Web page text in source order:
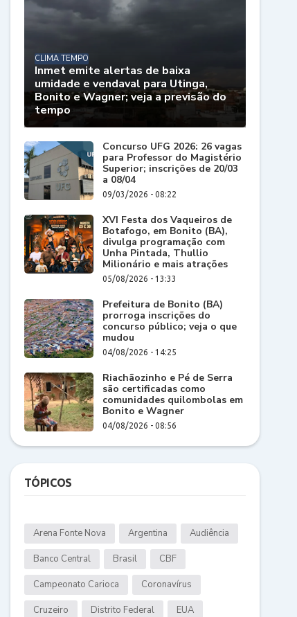
CLIMA TEMPO
Inmet emite alertas de baixa
umidade e vendaval para Utinga,
Bonito e Wagner; veja a previsão do
tempo
Concurso UFG 2026: 26 vagas
para Professor do Magistério
Superior; inscrições de 20/03
a 08/04
09/03/2026 - 08:22
XVI Festa dos Vaqueiros de
Botafogo, em Bonito (BA),
divulga programação com
Unha Pintada, Thullio
Milionário e mais atrações
05/08/2026 - 13:33
Prefeitura de Bonito (BA)
prorroga inscrições do
concurso público; veja o que
mudou
04/08/2026 - 14:25
Riachãozinho e Pé de Serra
são certificadas como
comunidades quilombolas em
Bonito e Wagner
04/08/2026 - 08:56
TÓPICOS
Arena Fonte Nova Argentina Audiência
Banco Central Brasil CBF
Campeonato Carioca Coronavírus
Cruzeiro Distrito Federal EUA